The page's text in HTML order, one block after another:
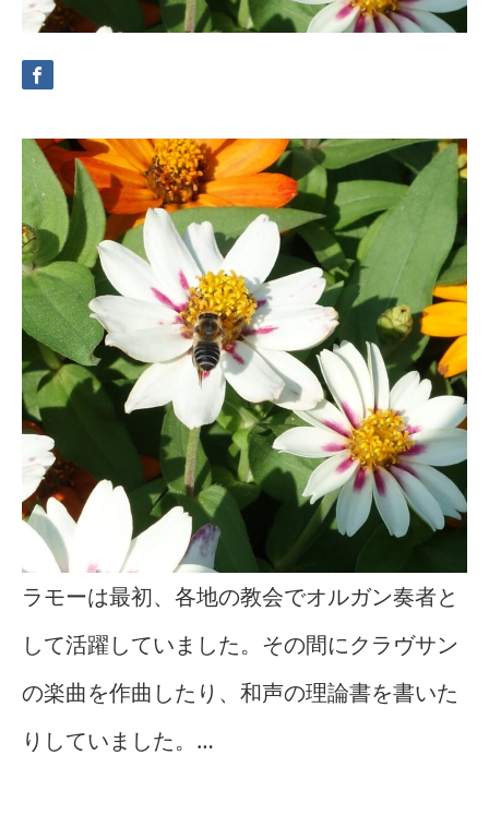
ラモーは最初、各地の教会でオルガン奏者と
して活躍していました。その間にクラヴサン
の楽曲を作曲したり、和声の理論書を書いた
りしていました。…